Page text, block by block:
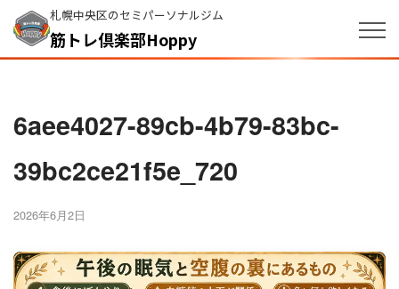
札幌中央区のセミパーソナルジム
筋トレ倶楽部Hoppy
6aee4027-89cb-4b79-83bc-
39bc2ce21f5e_720
2026年6月2日